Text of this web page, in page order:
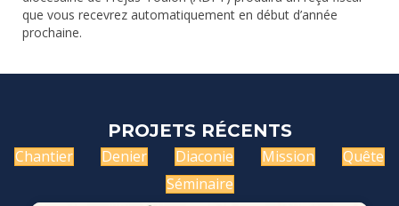
que vous recevrez automatiquement en début d’année
prochaine.
PROJETS RÉCENTS
Chantier Denier Diaconie Mission
Quête
Séminaire